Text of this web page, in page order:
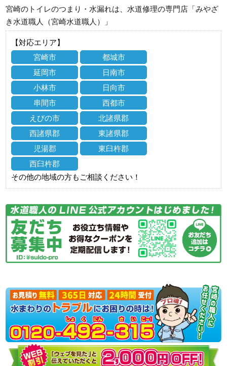
宮崎のトイレのつまり・水漏れは、水道修理の専門店「みやざ
き水道職人（宮崎水道職人）」
【対応エリア】
宮崎市
都城市
延岡市
日南市
小林市
日向市
串間市
西都市
えびの市
北諸県郡
西諸県郡
東諸県郡
児湯郡
東臼杵郡
西臼杵郡
その他の地域の方もご相談ください！